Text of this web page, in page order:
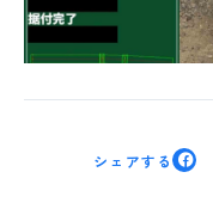
シェアする